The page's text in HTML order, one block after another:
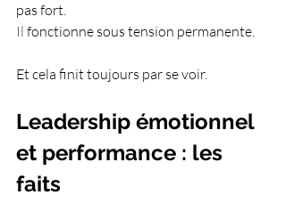
pas fort.
Il fonctionne sous tension permanente.
Et cela finit toujours par se voir.
Leadership émotionnel
et performance : les
faits